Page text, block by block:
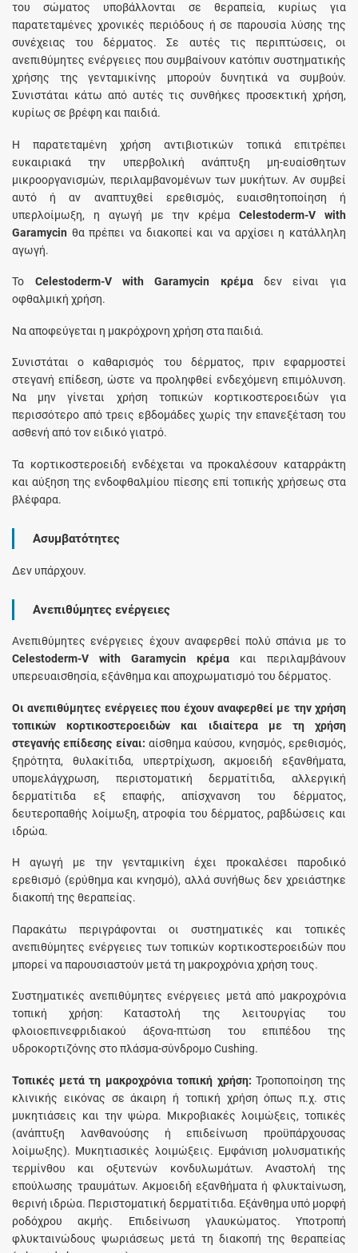
του σώματος υποβάλλονται σε θεραπεία, κυρίως για
παρατεταμένες χρονικές περιόδους ή σε παρουσία λύσης της
συνέχειας του δέρματος. Σε αυτές τις περιπτώσεις, οι
ανεπιθύμητες ενέργειες που συμβαίνουν κατόπιν συστηματικής
χρήσης της γενταμικίνης μπορούν δυνητικά να συμβούν.
Συνιστάται κάτω από αυτές τις συνθήκες προσεκτική χρήση,
κυρίως σε βρέφη και παιδιά.
Η παρατεταμένη χρήση αντιβιοτικών τοπικά επιτρέπει
ευκαιριακά την υπερβολική ανάπτυξη μη-ευαίσθητων
μικροοργανισμών, περιλαμβανομένων των μυκήτων. Αν συμβεί
αυτό ή αν αναπτυχθεί ερεθισμός, ευαισθητοποίηση ή
υπερλοίμωξη, η αγωγή με την κρέμαCelestoderm-V with
Garamycin θα πρέπει να διακοπεί και να αρχίσει η κατάλληλη
αγωγή.
Το Celestoderm-V with Garamycin κρέμαδεν είναι για
οφθαλμική χρήση.
Να αποφεύγεται η μακρόχρονη χρήση στα παιδιά.
Συνιστάται ο καθαρισμός του δέρματος, πριν εφαρμοστεί
στεγανή επίδεση, ώστε να προληφθεί ενδεχόμενη επιμόλυνση.
Να μην γίνεται χρήση τοπικών κορτικοστεροειδών για
περισσότερο από τρεις εβδομάδες χωρίς την επανεξέταση του
ασθενή από τον ειδικό γιατρό.
Τα κορτικοστεροειδή ενδέχεται να προκαλέσουν καταρράκτη
και αύξηση της ενδοφθαλμίου πίεσης επί τοπικής χρήσεως στα
βλέφαρα.
Ασυμβατότητες
Δεν υπάρχουν.
Ανεπιθύμητες ενέργειες
Ανεπιθύμητες ενέργειες έχουν αναφερθεί πολύ σπάνια με το
Celestoderm-V with Garamycin κρέμακαι περιλαμβάνουν
υπερευαισθησία, εξάνθημα και αποχρωματισμό του δέρματος.
Οι ανεπιθύμητες ενέργειες που έχουν αναφερθεί με την χρήση
τοπικών κορτικοστεροειδών και ιδιαίτερα με τη χρήση
στεγανής επίδεσης είναι: αίσθημα καύσου, κνησμός, ερεθισμός,
ξηρότητα, θυλακίτιδα, υπερτρίχωση, ακμοειδή εξανθήματα,
υπομελάγχρωση, περιστοματική δερματίτιδα, αλλεργική
δερματίτιδα εξ επαφής, απίσχνανση του δέρματος,
δευτεροπαθής λοίμωξη, ατροφία του δέρματος, ραβδώσεις και
ιδρώα.
Η αγωγή με την γενταμικίνη έχει προκαλέσει παροδικό
ερεθισμό (ερύθημα και κνησμό), αλλά συνήθως δεν χρειάστηκε
διακοπή της θεραπείας.
Παρακάτω περιγράφονται οι συστηματικές και τοπικές
ανεπιθύμητες ενέργειες των τοπικών κορτικοστεροειδών που
μπορεί να παρουσιαστούν μετά τη μακροχρόνια χρήση τους.
Συστηματικές ανεπιθύμητες ενέργειες μετά από μακροχρόνια
τοπική χρήση: Καταστολή της λειτουργίας του
φλοιοεπινεφριδιακού άξονα-πτώση του επιπέδου της
υδροκορτιζόνης στο πλάσμα-σύνδρομο Cushing.
Τοπικές μετά τη μακροχρόνια τοπική χρήση: Τροποποίηση της
κλινικής εικόνας σε άκαιρη ή τοπική χρήση όπως π.χ. στις
μυκητιάσεις και την ψώρα. Μικροβιακές λοιμώξεις, τοπικές
(ανάπτυξη λανθανούσης ή επιδείνωση προϋπάρχουσας
λοίμωξης). Μυκητιασικές λοιμώξεις. Εμφάνιση μολυσματικής
τερμίνθου και οξυτενών κονδυλωμάτων. Αναστολή της
επούλωσης τραυμάτων. Ακμοειδή εξανθήματα ή φλυκταίνωση,
θερινή ιδρώα. Περιστοματική δερματίτιδα. Εξάνθημα υπό μορφή
ροδόχρου ακμής. Επιδείνωση γλαυκώματος. Υποτροπή
φλυκταινώδους ψωριάσεως μετά τη διακοπή της θεραπείας